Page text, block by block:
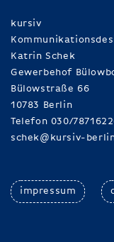
kursiv
Katrin Schek
Gewerbehof
Bülowstraße 66
10783 Berlin
Telefon 030/
schek@kursiv-
impressum